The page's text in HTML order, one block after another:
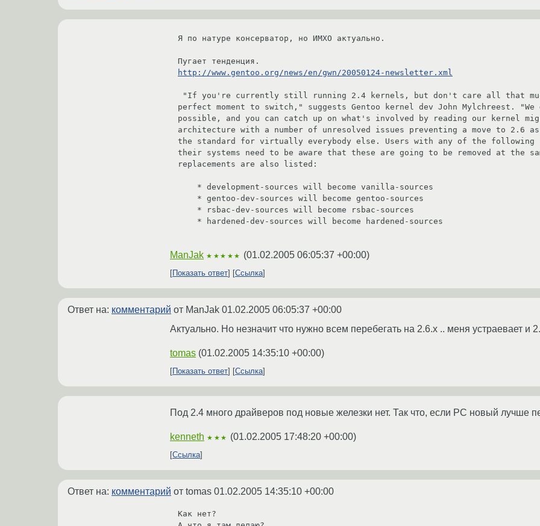
Я по натуре консерватор, но ИМХО актуально.
http://www.gentoo.org/news/en/gwn/20050124-newsletter.xml
perfect moment to switch," suggests Gentoo kernel dev John Mylchreest. "We
possible, and you can catch up on what's involved by reading our kernel
architecture with a number of unresolved issues preventing a move to 2.6
the standard for virtually everybody else. Users with any of the
their systems need to be aware that these are going to be removed at the
replacements are also listed:
ManJak ★★★★★ (01.02.2005 06:05:37 +00:00)
Показать ответ Ссылка
Ответ на: комментарий от ManJak 01.02.2005 06:05:37 +00:00
Актуально. Но незначит что нужно всем перебегать на 2.6.x .. меня устраевает и
tomas (01.02.2005 14:35:10 +00:00)
Показать ответ Ссылка
Под 2.4 много драйверов под новые железки нет. Так что, если PC новый лучше
kenneth ★★★ (01.02.2005 17:48:20 +00:00)
Ссылка
Ответ на: комментарий от tomas 01.02.2005 14:35:10 +00:00
Как нет?